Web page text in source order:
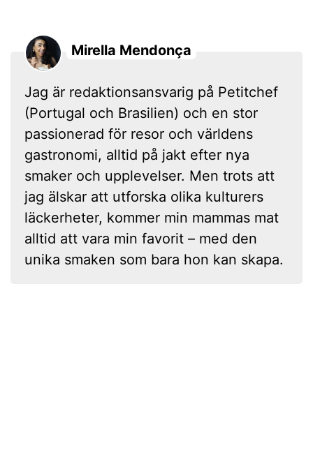
Mirella Mendonça
Jag är redaktionsansvarig på Petitchef
(Portugal och Brasilien) och en stor
passionerad för resor och världens
gastronomi, alltid på jakt efter nya
smaker och upplevelser. Men trots att
jag älskar att utforska olika kulturers
läckerheter, kommer min mammas mat
alltid att vara min favorit – med den
unika smaken som bara hon kan skapa.